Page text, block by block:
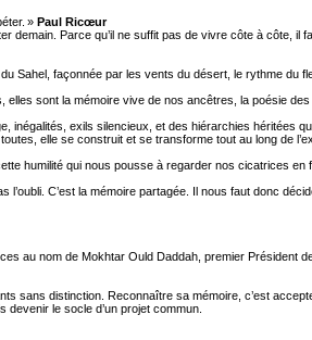
» Paul Ricœur
demain. Parce qu’il ne suffit pas de vivre côte à côte,
Sahel, façonnée par les vents du désert, le rythme du
sont la mémoire vive de nos ancêtres, la poésie
inégalités, exils silencieux, et des hiérarchies héritées
elle se construit et se transforme tout au long de
humilité qui nous pousse à regarder nos cicatrices
l’oubli. C’est la mémoire partagée. Il nous faut donc
au nom de Mokhtar Ould Daddah, premier Président
distinction. Reconnaître sa mémoire, c’est
devenir le socle d’un projet commun.